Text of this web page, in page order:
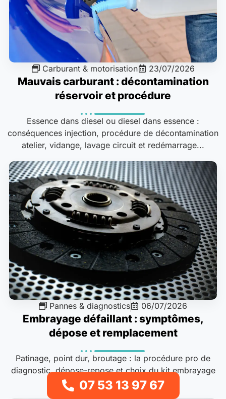
Carburant & motorisation 23/07/2026
Mauvais carburant : décontamination
réservoir et procédure
Essence dans diesel ou diesel dans essence :
conséquences injection, procédure de décontamination
atelier, vidange, lavage circuit et redémarrage...
Pannes & diagnostics 06/07/2026
Embrayage défaillant : symptômes,
dépose et remplacement
Patinage, point dur, broutage : la procédure pro de
diagnostic, dépose-repose et choix du kit embrayage
avec coûts et durée..
07 53 13 97 67